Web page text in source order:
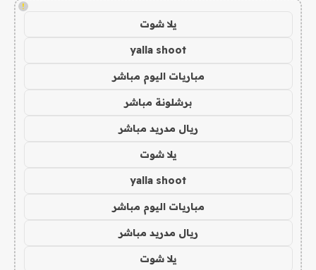
!
يلا شوت
yalla shoot
مباريات اليوم مباشر
برشلونة مباشر
ريال مدريد مباشر
يلا شوت
yalla shoot
مباريات اليوم مباشر
ريال مدريد مباشر
يلا شوت